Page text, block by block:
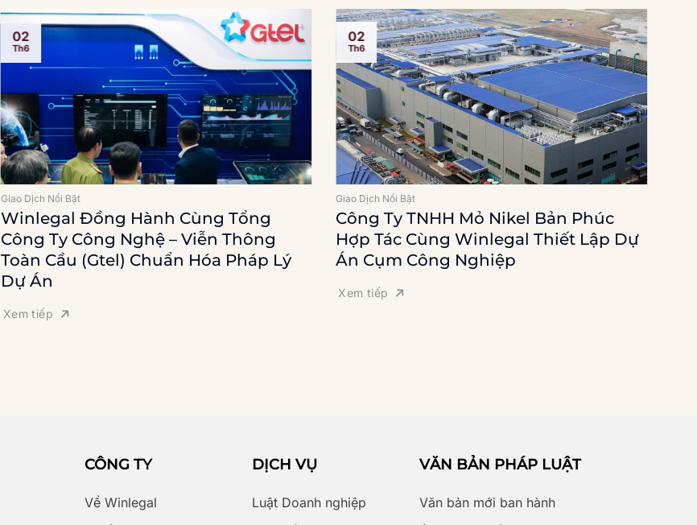
Giao Dịch Nổi Bật
Winlegal Đồng Hành Cùng Tổng
Công Ty Công Nghệ – Viễn Thông
Toàn Cầu (Gtel) Chuẩn Hóa Pháp Lý
Dự Án
Xem tiếp
02
Th6
Giao Dịch Nổi Bật
Công Ty TNHH Mỏ Nikel Bản Phúc
Hợp Tác Cùng Winlegal Thiết Lập Dự
Án Cụm Công Nghiệp
Xem tiếp
02
Th6
CÔNG TY
Về Winlegal
DỊCH VỤ
Luật Doanh nghiệp
VĂN BẢN PHÁP LUẬT
Văn bản mới ban hành